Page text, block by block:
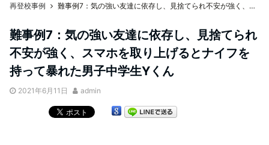
再登校事例 難事例7：気の強い友達に依存し、見捨てられ不安が強く、スマホを取り上げるとナイフを持って暴れた男子中学生Yくん
難事例7：気の強い友達に依存し、見捨てられ
不安が強く、スマホを取り上げるとナイフを
持って暴れた男子中学生Yくん
2021年6月11日 admin